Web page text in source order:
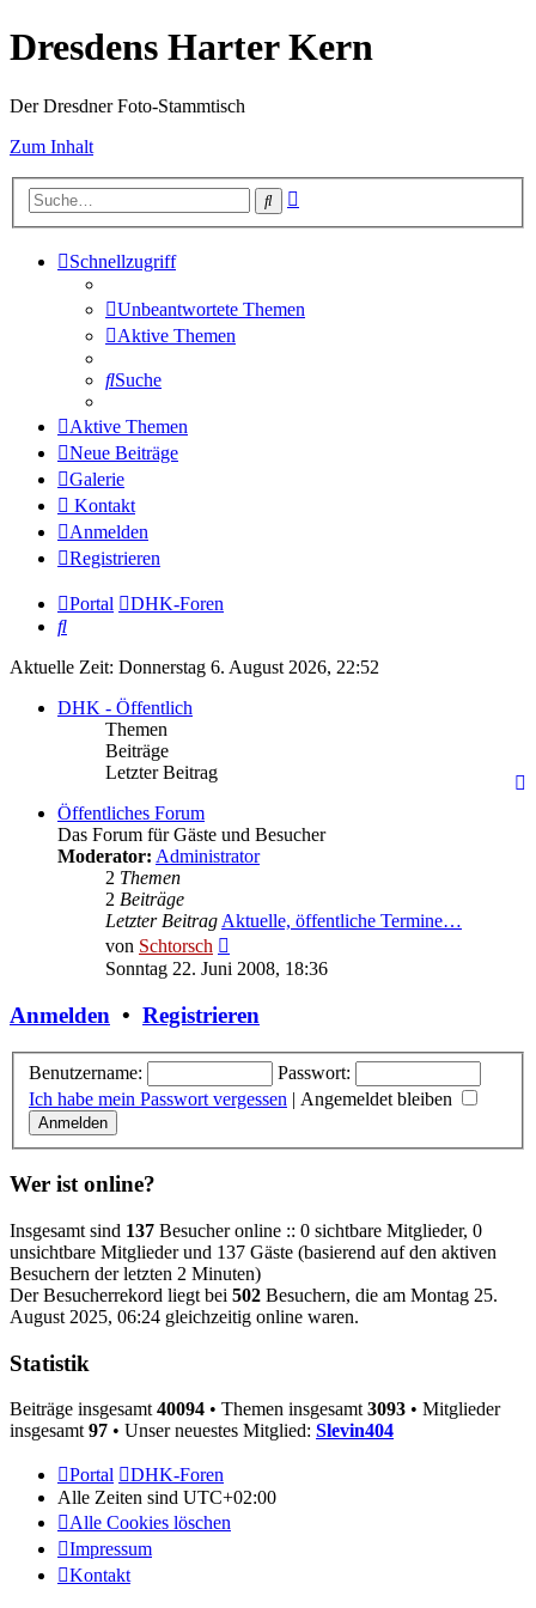
Dresdens Harter Kern
Der Dresdner Foto-Stammtisch
Zum Inhalt
Suche
Schnellzugriff
Unbeantwortete Themen
Aktive Themen
Suche
Aktive Themen
Neue Beiträge
Galerie
Kontakt
Anmelden
Registrieren
Portal
DHK-Foren
Suche
Aktuelle Zeit: Donnerstag 6. August 2026, 22:52
DHK - Öffentlich
Themen
Beiträge
Letzter Beitrag
Öffentliches Forum
Das Forum für Gäste und Besucher
Moderator: Administrator
2 Themen
2 Beiträge
Letzter BeitragAktuelle, öffentliche Termine…
von Schtorsch
Beitrag
Sonntag 22. Juni 2008, 18:36
Anmelden • Registrieren
Benutzername:
Passwort:
Ich habe mein Passwort vergessen | Angemeldet bleiben
Wer ist online?
Insgesamt sind 137 Besucher online :: 0 sichtbare Mitglieder, 0
unsichtbare Mitglieder und 137 Gäste (basierend auf den aktiven
Besuchern der letzten 2 Minuten)
Der Besucherrekord liegt bei 502 Besuchern, die am Montag 25.
August 2025, 06:24 gleichzeitig online waren.
Statistik
Beiträge insgesamt 40094 • Themen insgesamt 3093 • Mitglieder
insgesamt 97 • Unser neuestes Mitglied: Slevin404
Portal
DHK-Foren
Alle Zeiten sind UTC+02:00
Alle Cookies löschen
Impressum
Kontakt